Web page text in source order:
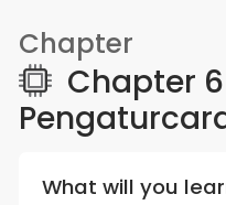
Chapter
Chapter
What will you